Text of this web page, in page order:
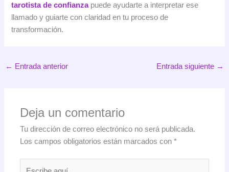
tarotista de confianzapuede ayudarte a interpretar ese
llamado y guiarte con claridad en tu proceso de
transformación.
← Entrada anterior Entrada siguiente →
Deja un comentario
Tu dirección de correo electrónico no será publicada.
Los campos obligatorios están marcados con*